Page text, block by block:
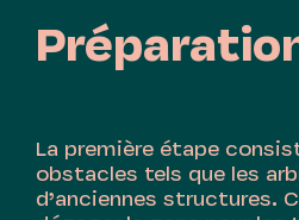
La première étape
obstacles tels que les
d’anciennes structures.